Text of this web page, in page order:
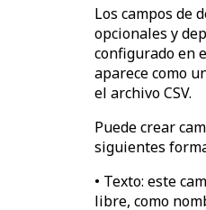
Los campos de
opcionales y
configurado en
aparece como
el archivo CSV.
Puede crear
siguientes
• Texto: este
libre, como